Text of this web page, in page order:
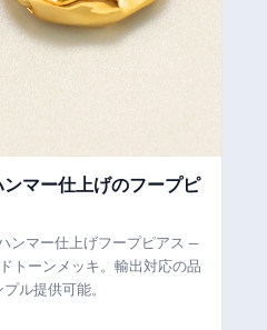
マー仕上げのフープピ
ンマー仕上げフープピアス —
トーンメッキ。輸出対応の品
ル提供可能。